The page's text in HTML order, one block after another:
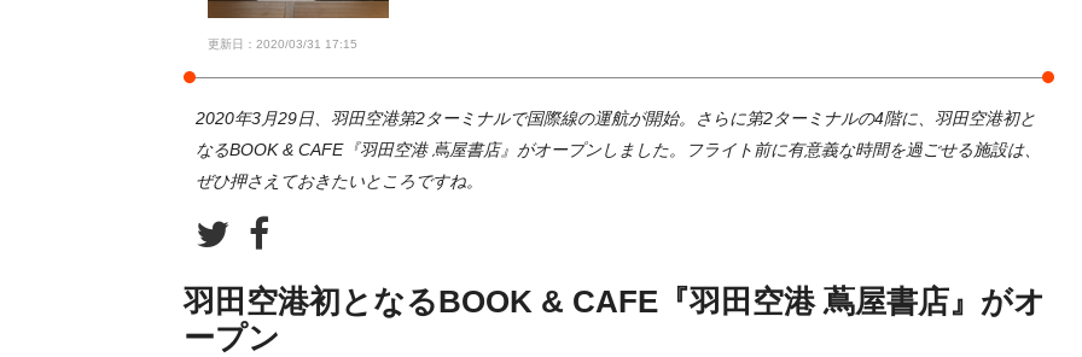
更新日：2020/03/31 17:15
2020年3月29日、羽田空港第2ターミナルで国際線の運航が開始。さらに第2ターミナルの4階に、羽田空港初と
なるBOOK & CAFE『羽田空港 蔦屋書店』がオープンしました。フライト前に有意義な時間を過ごせる施設は、
ぜひ押さえておきたいところですね。
羽田空港初となるBOOK & CAFE『羽田空港 蔦屋書店』がオ
ープン